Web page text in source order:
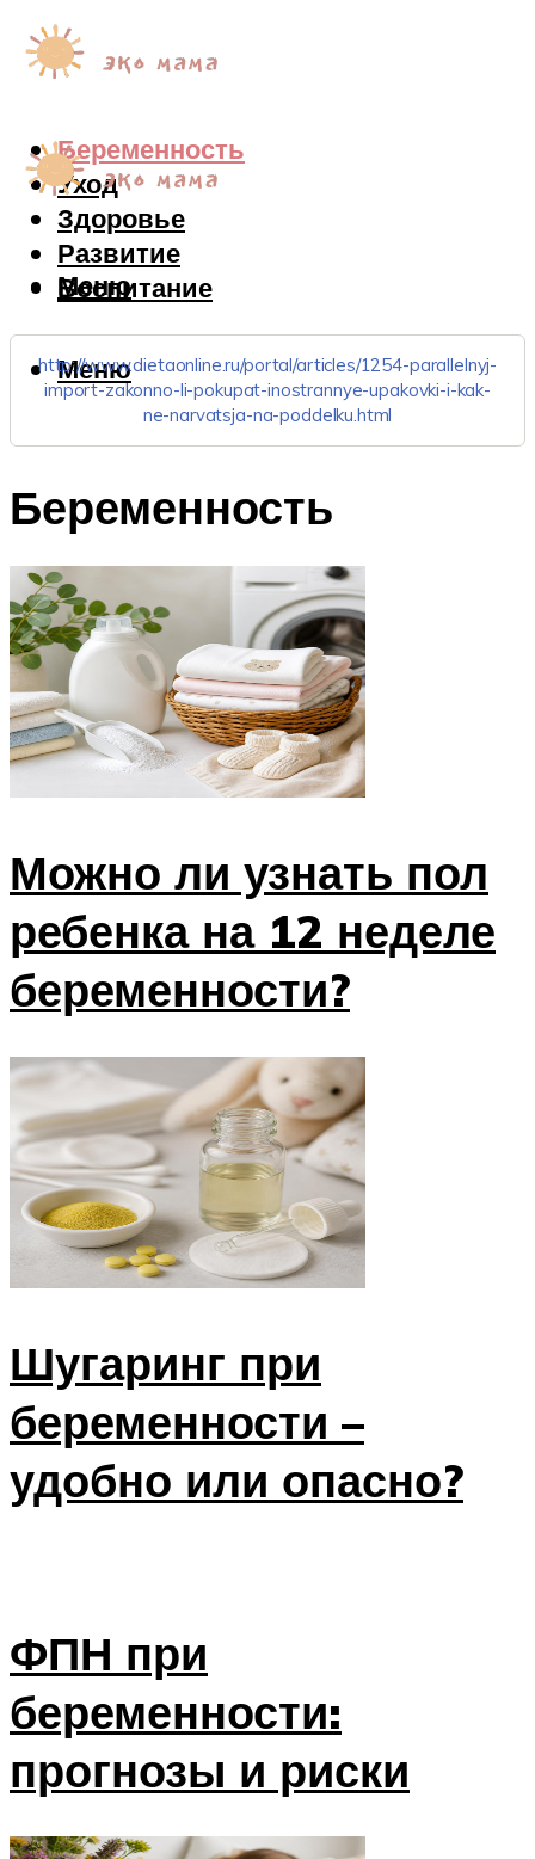
Беременность
Уход
Здоровье
Развитие
Воспитание
Меню
Меню
http://www.dietaonline.ru/portal/articles/1254-parallelnyj-
import-zakonno-li-pokupat-inostrannye-upakovki-i-kak-
ne-narvatsja-na-poddelku.html
Беременность
Можно ли узнать пол
ребенка на 12 неделе
беременности?
Шугаринг при
беременности –
удобно или опасно?
ФПН при
беременности:
прогнозы и риски